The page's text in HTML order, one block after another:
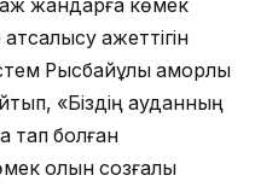
жандарға көмек
қажеттігін
Рысбайұлы қамқорлық
«Біздің ауданның
тап болған
қолын созғалы